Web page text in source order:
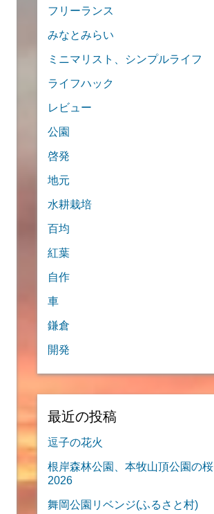
フリーランス
みなとみらい
ミニマリスト、シンプルライフ
ライフハック
レビュー
公園
啓発
地元
水耕栽培
百均
紅葉
自作
車
鎌倉
開発
最近の投稿
逗子の花火
根岸森林公園、本牧山頂公園の桜
2026
舞岡公園リベンジ(ふるさと村)